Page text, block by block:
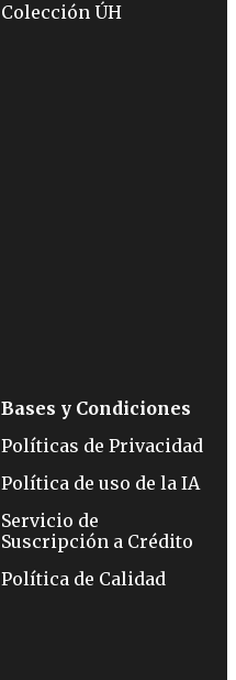
Colección ÚH
Bases y Condiciones
Políticas de Privacidad
Política de uso de la IA
Servicio de
Suscripción a Crédito
Política de Calidad